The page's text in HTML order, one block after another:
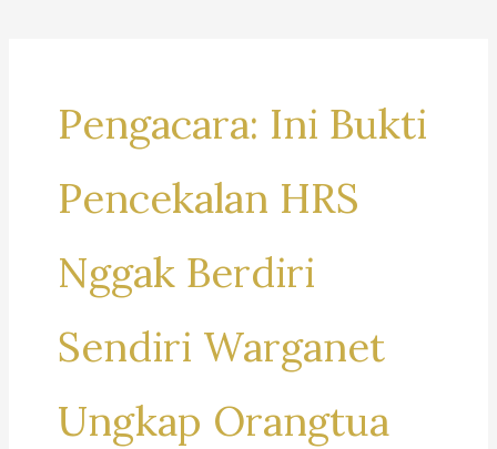
Pengacara: Ini Bukti
Pencekalan HRS
Nggak Berdiri
Sendiri Warganet
Ungkap Orangtua